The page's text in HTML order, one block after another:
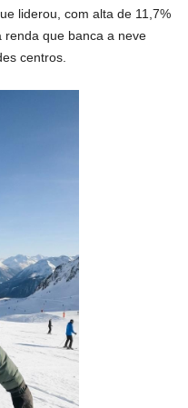
liderou, com alta de 11,7%
renda que banca a neve
centros.